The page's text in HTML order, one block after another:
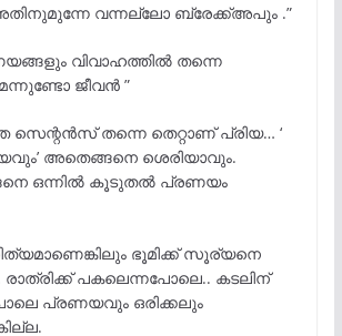
വന്നല്ലോ ബ്രേക്ക്അപും .”
വിവാഹത്തിൽ തന്നെ
ജീവൻ ”
സെന്റൻസ് തന്നെ തെറ്റാണ് പ്രിയ… ‘
അതെങ്ങനെ ശെരിയാവും.
ഒന്നിൽ കൂടുതൽ പ്രണയം
ഭൂമിക്ക് സൂര്യനെ
പകലെന്നപോലെ.. കടലിന്
പ്രണയവും ഒരിക്കലും